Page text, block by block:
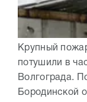
Крупный
потушили в
Волгограда.
Бородинской